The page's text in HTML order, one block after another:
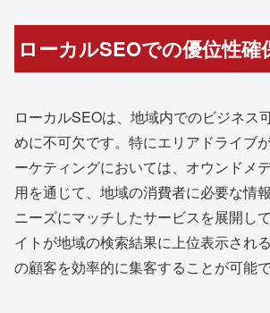
ローカルSEOでの優位性確
ローカルSEOは、地域内でのビジネス
めに不可欠です。特にエリアドライブ
ーケティングにおいては、オウンドメ
用を通じて、地域の消費者に必要な情
ニーズにマッチしたサービスを展開し
イトが地域の検索結果に上位表示され
の顧客を効率的に集客することが可能で